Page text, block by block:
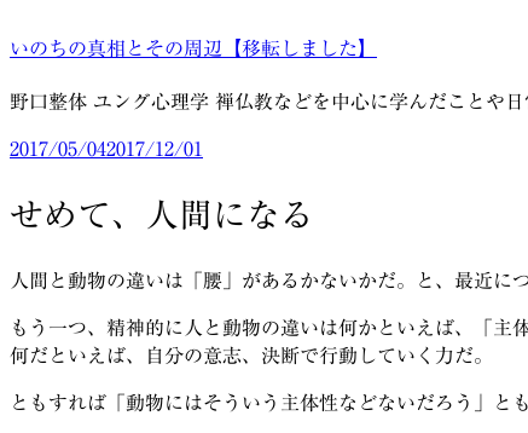
ン
ン
ツ
キ
プ
いのちの真相とその周辺【移転しました】
野口整体 ユング心理学 禅仏教などを中心に学んだことや
投
日:
2017/05/042017/12/01
せめて、人間になる
人間と動物の違いは「腰」があるかないかだ。と、最近に
もう一つ、精神的に人と動物の違いは何かといえば、「
何だといえば、自分の意志、決断で行動していく力だ。
ともすれば「動物にはそういう主体性などないだろう」と